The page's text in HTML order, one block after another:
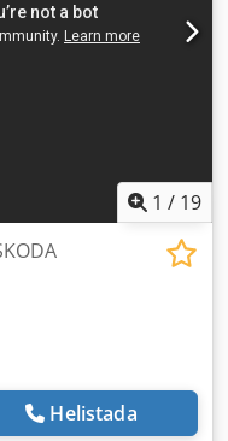
1 / 19
Helistada